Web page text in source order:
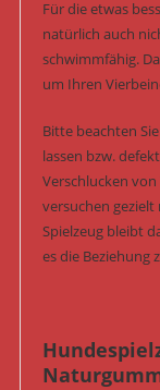
Für die etwas
natürlich auch
schwimmfähig.
um Ihren
Bitte beachten
lassen bzw.
Verschlucken
versuchen gezielt
Spielzeug bleibt
es die Beziehung